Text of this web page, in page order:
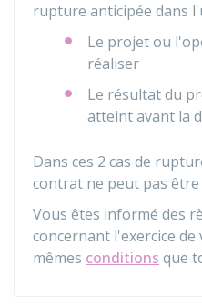
rupture anticipée dans
Le projet ou
réaliser
Le résultat du
atteint avant la
Dans ces 2 cas de
contrat ne peut pas
Vous êtes informé des
concernant l'exercice
mêmes conditions que